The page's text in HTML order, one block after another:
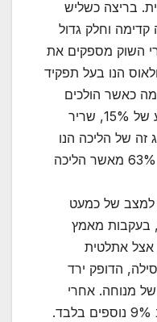
בריצה כשליש
וחלק גדול
השוק מספקים את
הנו בעל תפקיד
כאשר הולכים
במהירות של 4.7 קמ”ש בשיפוע של 15%, שריר
זה של הליכה הנו
בעל הוצאה אנרגטית הגדולה ב 63% מאשר הליכה
למצב של כמעט
בעקבות מאמץ
( דופק באזור ה 180 ) אצל אתלטית
הדופק ירד
דקות של מנוחה. אחרי